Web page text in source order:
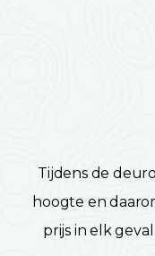
Tijdens de
hoogte en
prijs in elk